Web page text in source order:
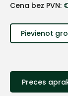
Cena bez PVN:
Pievienot
Preces